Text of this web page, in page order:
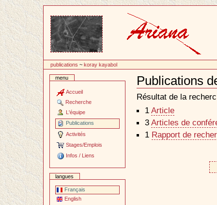
contenu
publications ~koray kayabol
menu
Accueil
Recherche
L'équipe
Publications
Activités
Stages/Emplois
Infos / Liens
langues
Français
English
Publications
Document
Actions
Résultat de la
1 Article
3 Articles de
1 Rapport de